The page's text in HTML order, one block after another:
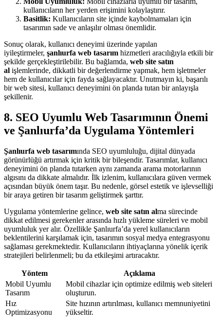
kullanıcıların her yerden erişimini kolaylaştırır.
Basitlik: Kullanıcıların site içinde kaybolmamaları için
tasarımın sade ve anlaşılır olması önemlidir.
Sonuç olarak, kullanıcı deneyimi üzerinde yapılan
iyileştirmeler, şanlıurfa web tasarım hizmetleri aracılığıyla etkili bir
şekilde gerçekleştirilebilir. Bu bağlamda, web site satın
al işlemlerinde, dikkatli bir değerlendirme yapmak, hem işletmeler
hem de kullanıcılar için fayda sağlayacaktır. Unutmayın ki, başarılı
bir web sitesi, kullanıcı deneyimini ön planda tutan bir anlayışla
şekillenir.
8. SEO Uyumlu Web Tasarımının Önemi
ve Şanlıurfa’da Uygulama Yöntemleri
Şanlıurfa web tasarımında SEO uyumluluğu, dijital dünyada
görünürlüğü artırmak için kritik bir bileşendir. Tasarımlar, kullanıcı
deneyimini ön planda tutarken aynı zamanda arama motorlarının
algısını da dikkate almalıdır. İlk izlenim, kullanıcılara güven vermek
açısından büyük önem taşır. Bu nedenle, görsel estetik ve işlevselliği
bir araya getiren bir tasarım geliştirmek şarttır.
Uygulama yöntemlerine gelince, web site satın alma sürecinde
dikkat edilmesi gerekenler arasında hızlı yükleme süreleri ve mobil
uyumluluk yer alır. Özellikle Şanlıurfa’da yerel kullanıcıların
beklentilerini karşılamak için, tasarımın sosyal medya entegrasyonu
sağlaması gerekmektedir. Kullanıcıların ihtiyaçlarına yönelik içerik
stratejileri belirlenmeli; bu da etkileşimi artıracaktır.
Yöntem
Açıklama
Mobil Uyumlu
Tasarım
Mobil cihazlar için optimize edilmiş web siteleri
oluşturun.
Hız
Optimizasyonu
Site hızının artırılması, kullanıcı memnuniyetini
yükseltir.